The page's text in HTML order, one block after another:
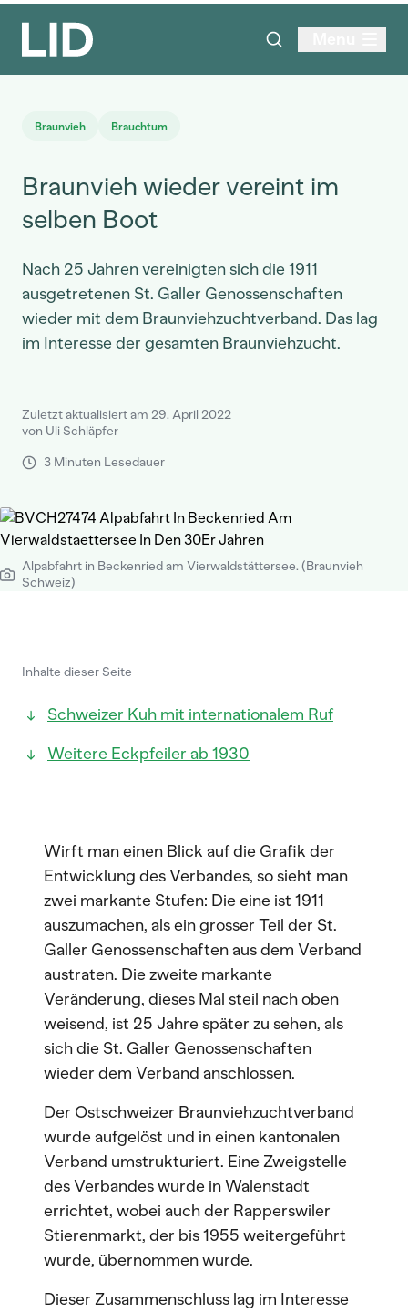
Braunvieh Brauchtum
Braunvieh wieder vereint im
selben Boot
Nach 25 Jahren vereinigten sich die 1911
ausgetretenen St. Galler Genossenschaften
wieder mit dem Braunviehzuchtverband. Das lag
im Interesse der gesamten Braunviehzucht.
Zuletzt aktualisiert am 29. April 2022
von Uli Schläpfer
3 Minuten Lesedauer
Alpabfahrt in Beckenried am Vierwaldstättersee. (Braunvieh
Schweiz)
Inhalte dieser Seite
Schweizer Kuh mit internationalem Ruf
Weitere Eckpfeiler ab 1930
Wirft man einen Blick auf die Grafik der
Entwicklung des Verbandes, so sieht man
zwei markante Stufen: Die eine ist 1911
auszumachen, als ein grosser Teil der St.
Galler Genossenschaften aus dem Verband
austraten. Die zweite markante
Veränderung, dieses Mal steil nach oben
weisend, ist 25 Jahre später zu sehen, als
sich die St. Galler Genossenschaften
wieder dem Verband anschlossen.
Der Ostschweizer Braunviehzuchtverband
wurde aufgelöst und in einen kantonalen
Verband umstrukturiert. Eine Zweigstelle
des Verbandes wurde in Walenstadt
errichtet, wobei auch der Rapperswiler
Stierenmarkt, der bis 1955 weitergeführt
wurde, übernommen wurde.
Dieser Zusammenschluss lag im Interesse